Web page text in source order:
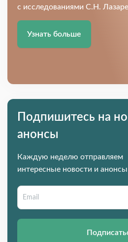
с исследованиями С.Н.
Узнать больше
Подпишитесь на
анонсы
Каждую неделю отправляем
интересные новости и анонсы